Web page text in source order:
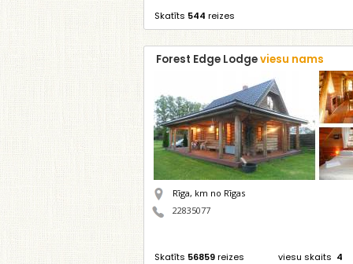
Skatīts 544 reizes
Forest Edge Lodgeviesu nams
Rīga, km no Rīgas
22835077
Skatīts 56859reizes viesu skaits 4